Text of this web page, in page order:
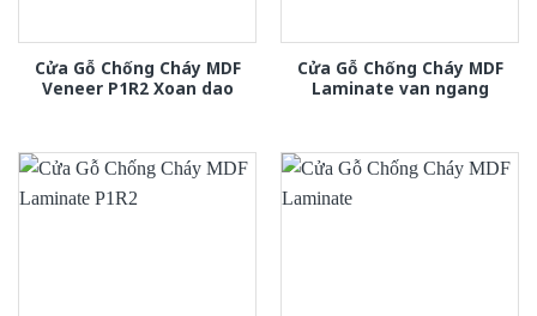
Cửa Gỗ Chống Cháy MDF
Veneer P1R2 Xoan dao
Cửa Gỗ Chống Cháy MDF
Laminate van ngang